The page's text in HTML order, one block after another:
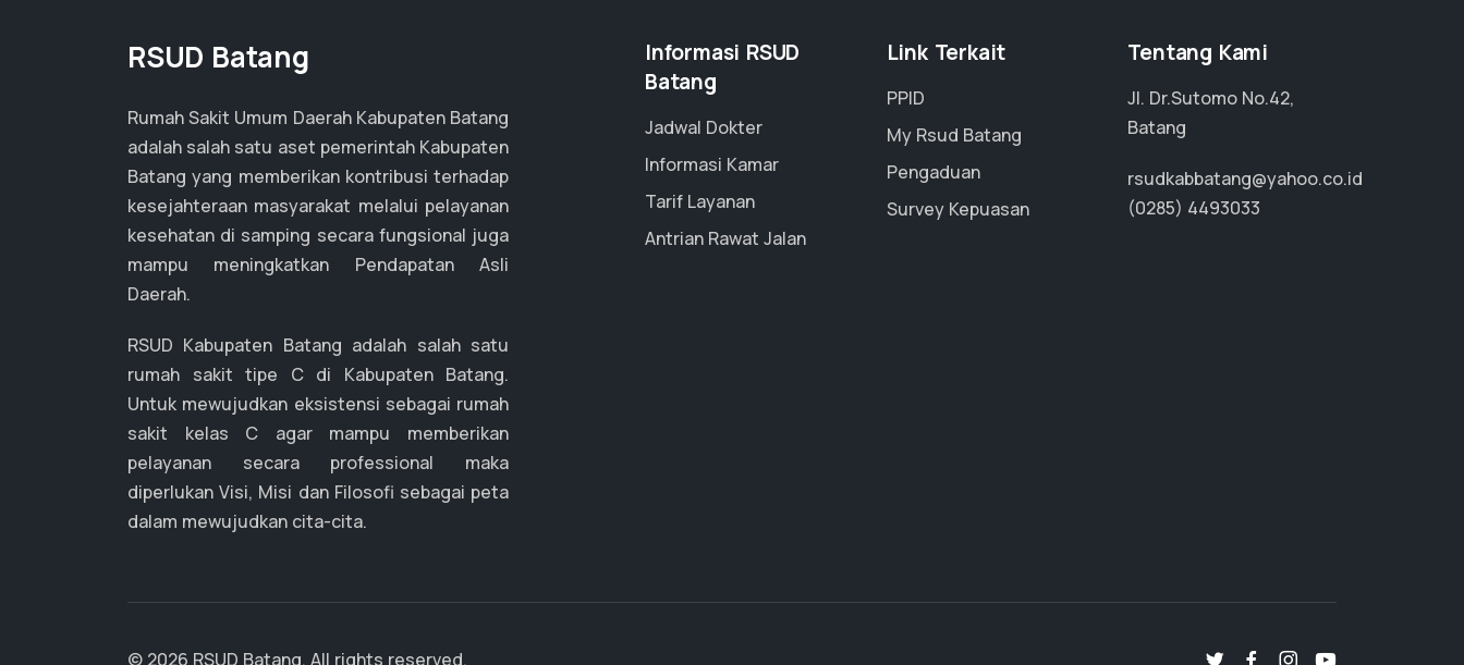
RSUD Batang
Rumah Sakit Umum Daerah Kabupaten Batang
adalah salah satu aset pemerintah Kabupaten
Batang yang memberikan kontribusi terhadap
kesejahteraan masyarakat melalui pelayanan
kesehatan di samping secara fungsional juga
mampu meningkatkan Pendapatan Asli
Daerah.
RSUD Kabupaten Batang adalah salah satu
rumah sakit tipe C di Kabupaten Batang.
Untuk mewujudkan eksistensi sebagai rumah
sakit kelas C agar mampu memberikan
pelayanan secara professional maka
diperlukan Visi, Misi dan Filosofi sebagai peta
dalam mewujudkan cita-cita.
Informasi RSUD
Batang
Jadwal Dokter
Informasi Kamar
Tarif Layanan
Antrian Rawat Jalan
Link Terkait
PPID
My Rsud Batang
Pengaduan
Survey Kepuasan
Tentang Kami
Jl. Dr.Sutomo No.42,
Batang
rsudkabbatang@yahoo.co.id
(0285) 4493033
© 2026 RSUD Batang. All rights reserved.